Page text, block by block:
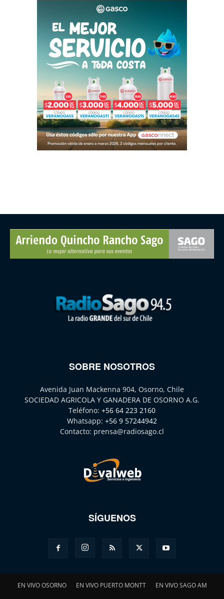
SOBRE NOSOTROS
Avenida Juan Mackenna 904, Osorno, Chile
SOCIEDAD AGRICOLA Y GANADERA DE OSORNO A.G.
Teléfono: +56 64 223 2160
Whatsapp: +56 9 57244942
Contacto: prensa@radiosago.cl
SÍGUENOS
EN VIVO OSORNO EN VIVO PUERTO MONTT EN VIVO SAGO AM